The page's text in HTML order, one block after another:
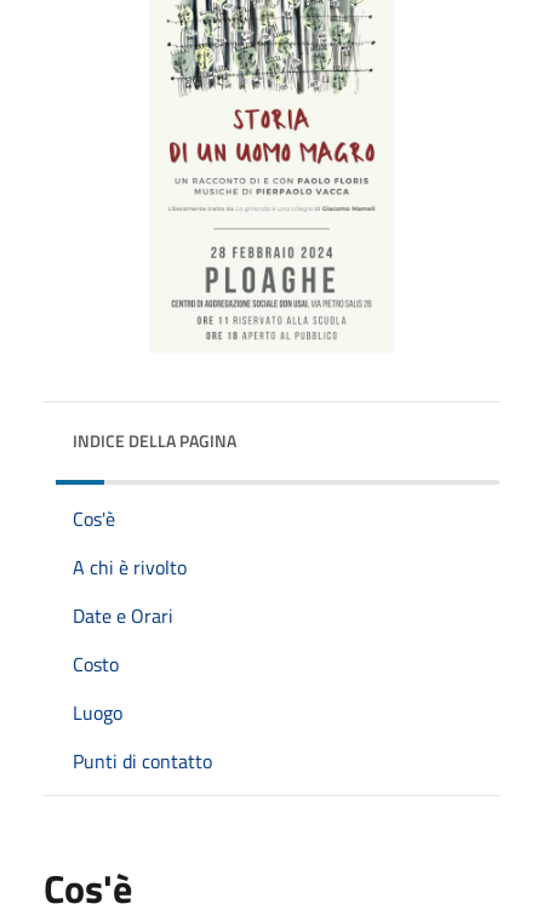
INDICE DELLA PAGINA
Cos'è
A chi è rivolto
Date e Orari
Costo
Luogo
Punti di contatto
Cos'è